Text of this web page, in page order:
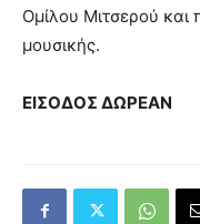
Ομίλου Μιτσερού
μουσικής.
ΕΙΣΟΔΟΣ ΔΩΡΕΑΝ